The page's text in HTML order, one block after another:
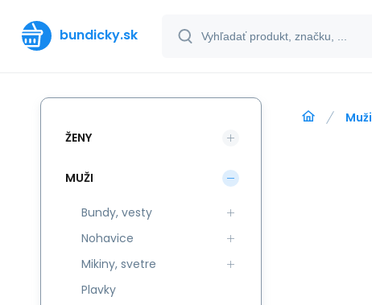
bundicky.sk
Muži
ŽENY
MUŽI
Bundy, vesty
Nohavice
Mikiny, svetre
Plavky